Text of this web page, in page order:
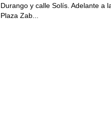
Durango y calle Solís. Adelante a
Plaza Zab...